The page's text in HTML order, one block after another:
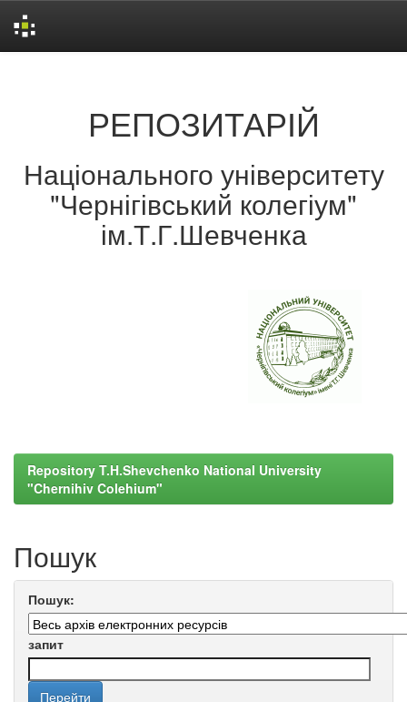
РЕПОЗИТАРІЙ
Національного університету
"Чернігівський колегіум"
ім.Т.Г.Шевченка
Repository T.H.Shevchenko National University
"Chernihiv Colehium"
Пошук
Пошук:
запит